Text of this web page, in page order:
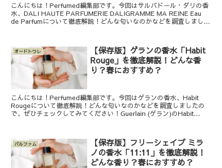
こんにちは！Perfumed編集部です。今回はサルバドール・ダリの香
水、DALI HAUTE PARFUMERIE DALIGRAMME MA REINE Eau
de Parfumについて徹底解説！どんな匂いなのかなどを調査しました
オードトワレ
【保存版】ゲランの香水「Habit
Rouge」を徹底解説！どんな香
り？春におすすめ？
こんにちは！Perfumed編集部です。今回はゲランの香水、Habit
Rougeについて徹底解説！どんな匂いなのかなどを調査しましたの
で、ぜひチェックしてみてください！Guerlain (ゲラン)のHabit
パルファム
【保存版】フリーシェイプ ミラ
ノの香水「11:11」を徹底解説！
どんな香り？春におすすめ？